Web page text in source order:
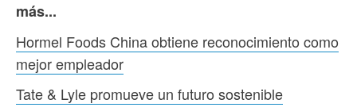
más...
Hormel Foods China obtiene reconocimiento como
mejor empleador
Tate & Lyle promueve un futuro sostenible